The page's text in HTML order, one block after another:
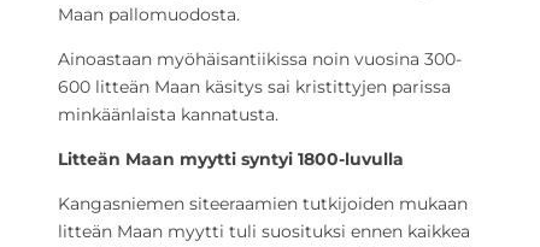
Maan pallomuodosta.
Ainoastaan myöhäisantiikissa noin vuosina 300-
600 litteän Maan käsitys sai kristittyjen parissa
minkäänlaista kannatusta.
Litteän Maan myytti syntyi 1800-luvulla
Kangasniemen siteeraamien tutkijoiden mukaan
litteän Maan myytti tuli suosituksi ennen kaikkea